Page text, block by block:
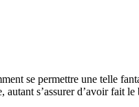
se permettre une telle
s’assurer d’avoir fait